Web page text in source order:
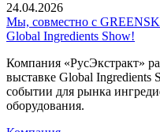
24.04.2026
Мы, совместно с
Global Ingredients Show!
Компания «РусЭкстракт»
выставке Global
событии для рынка
оборудования.